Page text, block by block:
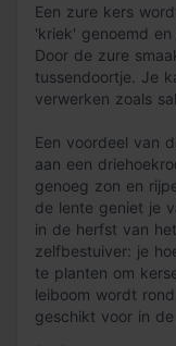
Een zure kers
'kriek' genoemd
Door de zure
tussendoortje. Je
verwerken zoals
Een voordeel van
aan een
genoeg zon en
de lente geniet je
in de herfst van
zelfbestuiver: je
te planten om
leiboom wordt
geschikt voor in